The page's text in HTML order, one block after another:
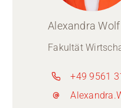
Alexandra Wolf
Fakultät
+49 9561